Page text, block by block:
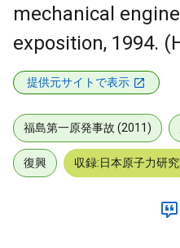
mechanical
exposition, 1994.
提供元サイトで表示
福島第一原発事故 (2011)
復興 収録:日本原子力研